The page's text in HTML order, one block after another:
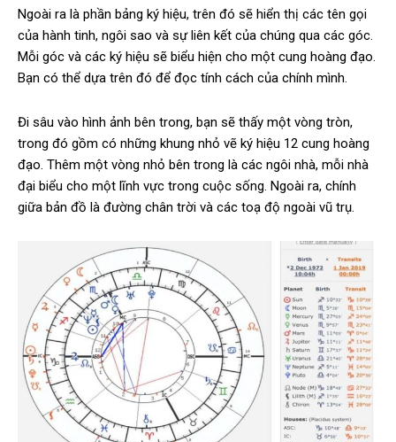
Ngoài ra là phần bảng ký hiệu, trên đó sẽ hiển thị các tên gọi
của hành tinh, ngôi sao và sự liên kết của chúng qua các góc.
Mỗi góc và các ký hiệu sẽ biểu hiện cho một cung hoàng đạo.
Bạn có thể dựa trên đó để đọc tính cách của chính mình.
Đi sâu vào hình ảnh bên trong, bạn sẽ thấy một vòng tròn,
trong đó gồm có những khung nhỏ vẽ ký hiệu 12 cung hoàng
đạo. Thêm một vòng nhỏ bên trong là các ngôi nhà, mỗi nhà
đại biểu cho một lĩnh vực trong cuộc sống. Ngoài ra, chính
giữa bản đồ là đường chân trời và các toạ độ ngoài vũ trụ.